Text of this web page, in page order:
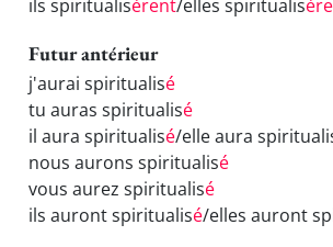
ils spiritualisèrent/elles spiritualis
Futur antérieur
j'aurai spiritualisé
tu auras spiritualisé
il aura spiritualisé/elle aura
nous aurons spiritualisé
vous aurez spiritualisé
ils auront spiritualisé/elles auront